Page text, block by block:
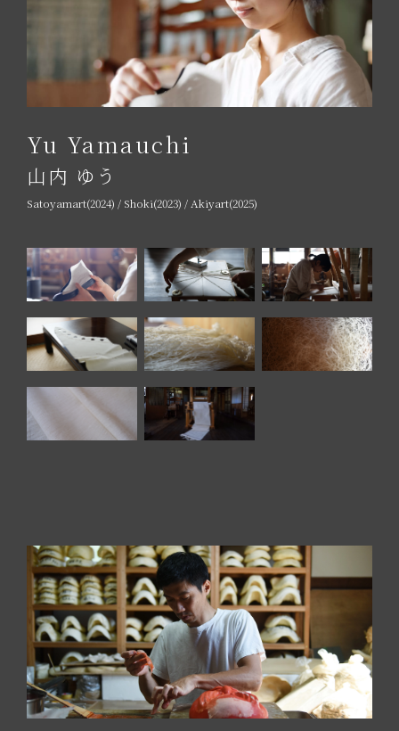
Yu Yamauchi
山内 ゆう
Satoyamart(2024) / Shoki(2023) / Akiyart(2025)